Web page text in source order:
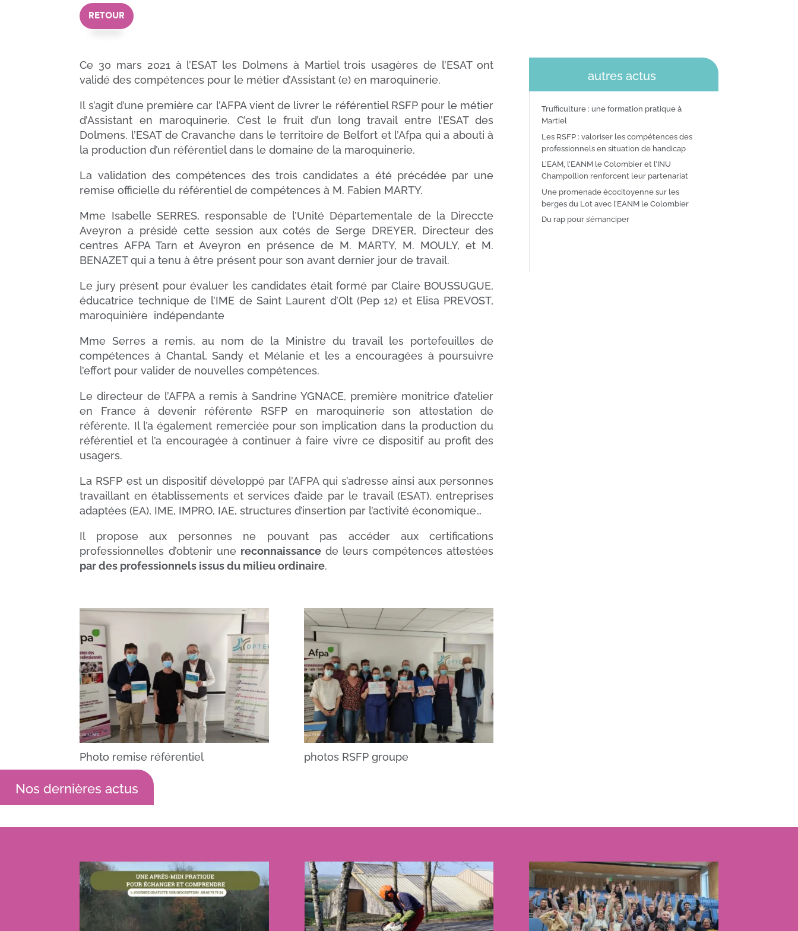
RETOUR
Ce 30 mars 2021 à l’ESAT les Dolmens à Martiel trois usagères de l’ESAT ont
validé des compétences pour le métier d’Assistant (e) en maroquinerie.
Il s’agit d’une première car l’AFPA vient de livrer le référentiel RSFP pour le métier
d’Assistant en maroquinerie. C’est le fruit d’un long travail entre l’ESAT des
Dolmens, l’ESAT de Cravanche dans le territoire de Belfort et l’Afpa qui a abouti à
la production d’un référentiel dans le domaine de la maroquinerie.
La validation des compétences des trois candidates a été précédée par une
remise officielle du référentiel de compétences à M. Fabien MARTY.
Mme Isabelle SERRES, responsable de l’Unité Départementale de la Direccte
Aveyron a présidé cette session aux cotés de Serge DREYER, Directeur des
centres AFPA Tarn et Aveyron en présence de M. MARTY, M. MOULY, et M.
BENAZET qui a tenu à être présent pour son avant dernier jour de travail.
Le jury présent pour évaluer les candidates était formé par Claire BOUSSUGUE,
éducatrice technique de l’IME de Saint Laurent d’Olt (Pep 12) et Elisa PREVOST,
maroquinière indépendante
Mme Serres a remis, au nom de la Ministre du travail les portefeuilles de
compétences à Chantal, Sandy et Mélanie et les a encouragées à poursuivre
l’effort pour valider de nouvelles compétences.
Le directeur de l’AFPA a remis à Sandrine YGNACE, première monitrice d’atelier
en France à devenir référente RSFP en maroquinerie son attestation de
référente. Il l’a également remerciée pour son implication dans la production du
référentiel et l’a encouragée à continuer à faire vivre ce dispositif au profit des
usagers.
La RSFP est un dispositif développé par l’AFPA qui s’adresse ainsi aux personnes
travaillant en établissements et services d’aide par le travail (ESAT), entreprises
adaptées (EA), IME, IMPRO, IAE, structures d’insertion par l’activité économique…
Il propose aux personnes ne pouvant pas accéder aux certifications
professionnelles d’obtenir une reconnaissancede leurs compétences attestées
par des professionnels issus du milieu ordinaire.
Photo remise référentiel photos RSFP groupe
autres actus
Trufficulture : une formation pratique à
Martiel
Les RSFP : valoriser les compétences des
professionnels en situation de handicap
L’EAM, l’EANM le Colombier et l’INU
Champollion renforcent leur partenariat
Une promenade écocitoyenne sur les
berges du Lot avec l’EANM le Colombier
Du rap pour s’émanciper
Nos dernières actus